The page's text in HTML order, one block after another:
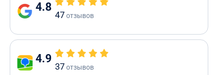
4.8
47отзывов
4.9
37отзывов